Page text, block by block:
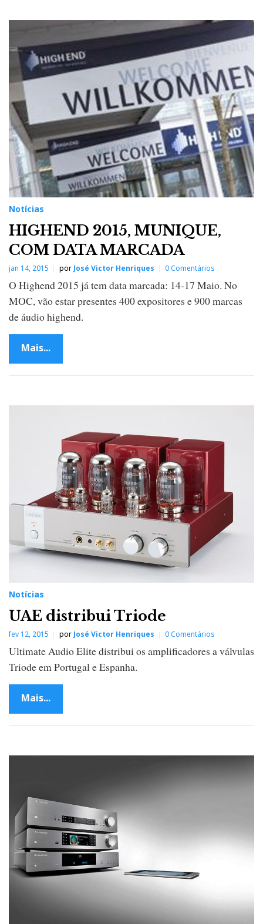
Notícias
HIGHEND 2015, MUNIQUE,
COM DATA MARCADA
jan 14, 2015 por José Victor Henriques 0 Comentários
O Highend 2015 já tem data marcada: 14-17 Maio. No
MOC, vão estar presentes 400 expositores e 900 marcas
de áudio highend.
Mais...
Notícias
UAE distribui Triode
fev 12, 2015 porJosé Victor Henriques 0 Comentários
Ultimate Audio Elite distribui os amplificadores a válvulas
Triode em Portugal e Espanha.
Mais...